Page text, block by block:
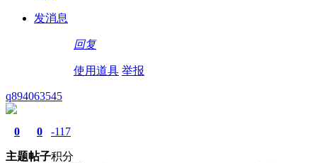
发消息
回复
使用道具 举报
q894063545
0
主题
0
帖子
-117
积分